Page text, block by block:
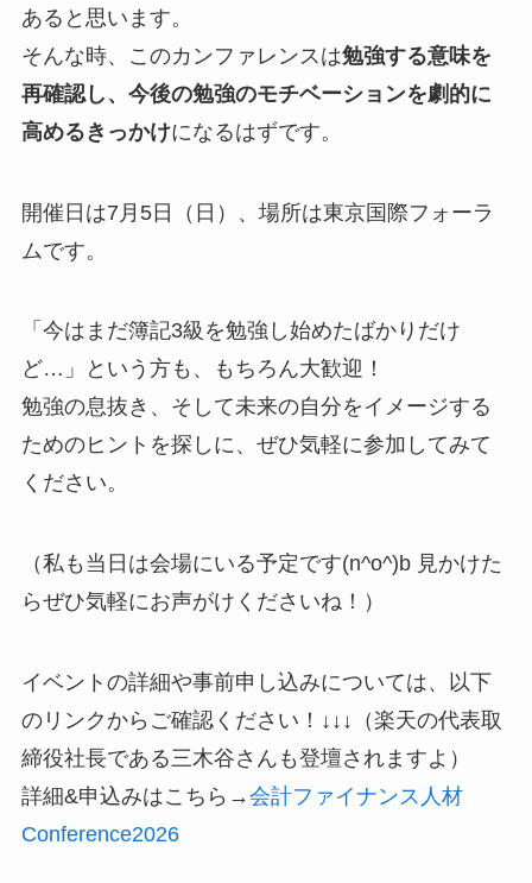
あると思います。
そんな時、このカンファレンスは勉強する意味を
再確認し、今後の勉強のモチベーションを劇的に
高めるきっかけになるはずです。
開催日は7月5日（日）、場所は東京国際フォーラ
ムです。
「今はまだ簿記3級を勉強し始めたばかりだけ
ど…」という方も、もちろん大歓迎！
勉強の息抜き、そして未来の自分をイメージする
ためのヒントを探しに、ぜひ気軽に参加してみて
ください。
（私も当日は会場にいる予定です(n^o^)b 見かけた
らぜひ気軽にお声がけくださいね！）
イベントの詳細や事前申し込みについては、以下
のリンクからご確認ください！↓↓↓（楽天の代表取
締役社長である三木谷さんも登壇されますよ）
詳細&申込みはこちら→会計ファイナンス人材
Conference2026